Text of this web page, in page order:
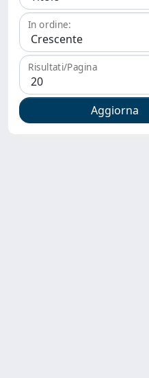
In ordine:
Risultati/Pagina